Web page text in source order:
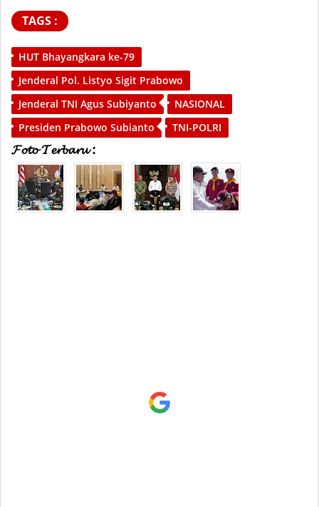
TAGS :
HUT Bhayangkara ke-79
Jenderal Pol. Listyo Sigit Prabowo
Jenderal TNI Agus Subiyanto
NASIONAL
Presiden Prabowo Subianto
TNI-POLRI
𝓕𝓸𝓽𝓸 𝓣𝓮𝓻𝓫𝓪𝓻𝓾 :